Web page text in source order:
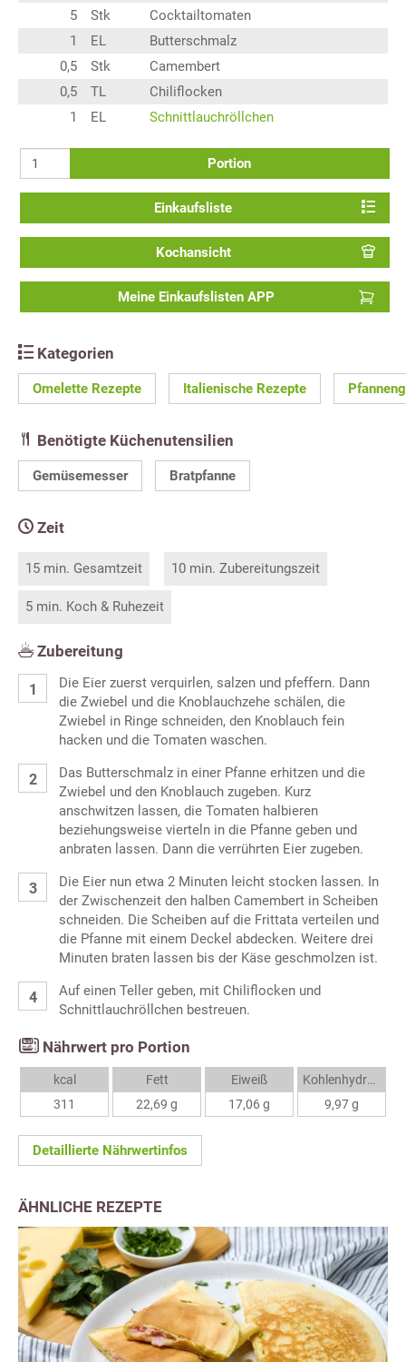
5
Stk
Cocktailtomaten
1
EL
Butterschmalz
0,5
Stk
Camembert
0,5
TL
Chiliflocken
1
EL Schnittlauchröllchen
Portion
Einkaufsliste
Kochansicht
Meine Einkaufslisten APP
Kategorien
Omelette Rezepte Italienische Rezepte
Benötigte Küchenutensilien
Gemüsemesser Bratpfanne
Zeit
15 min. Gesamtzeit 10 min. Zubereitungszeit
5 min. Koch & Ruhezeit
Zubereitung
Die Eier zuerst verquirlen, salzen und pfeffern. Dann
die Zwiebel und die Knoblauchzehe schälen, die
Zwiebel in Ringe schneiden, den Knoblauch fein
hacken und die Tomaten waschen.
Das Butterschmalz in einer Pfanne erhitzen und die
Zwiebel und den Knoblauch zugeben. Kurz
anschwitzen lassen, die Tomaten halbieren
beziehungsweise vierteln in die Pfanne geben und
anbraten lassen. Dann die verrührten Eier zugeben.
Die Eier nun etwa 2 Minuten leicht stocken lassen. In
der Zwischenzeit den halben Camembert in Scheiben
schneiden. Die Scheiben auf die Frittata verteilen und
die Pfanne mit einem Deckel abdecken. Weitere drei
Minuten braten lassen bis der Käse geschmolzen ist.
Auf einen Teller geben, mit Chiliflocken und
Schnittlauchröllchen bestreuen.
Nährwert pro Portion
kcal
311
Fett
22,69 g
Eiweiß
17,06 g
Kohlenhydrate
9,97 g
Detaillierte Nährwertinfos
ÄHNLICHE REZEPTE